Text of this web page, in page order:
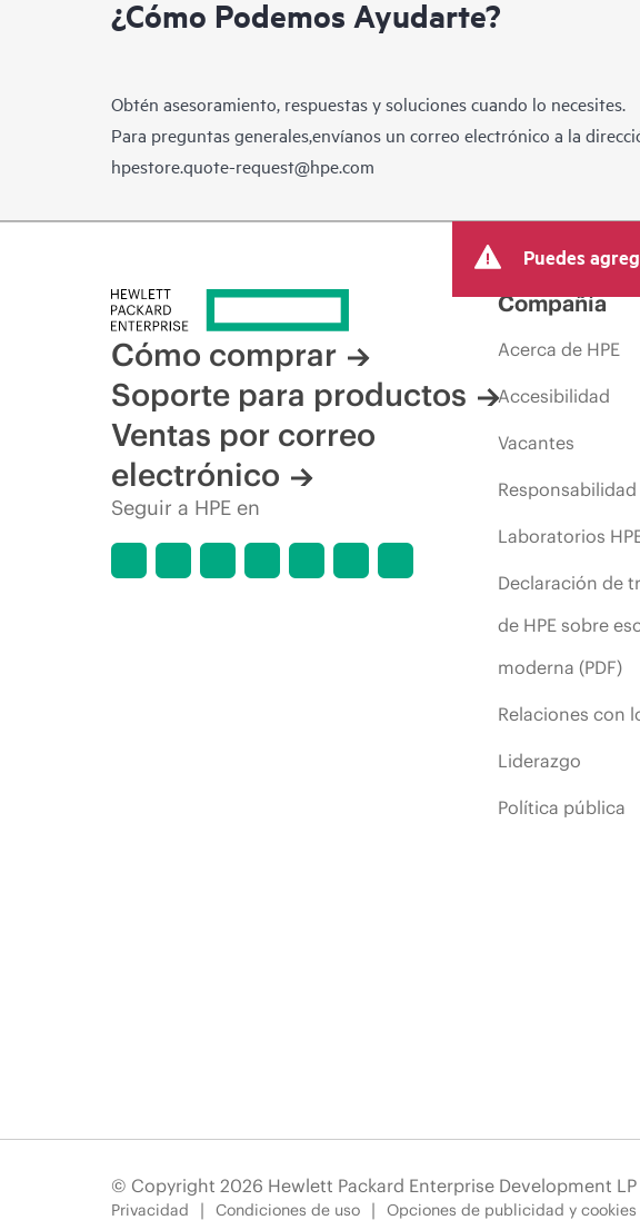
¿Cómo Podemos Ayudarte?
Obtén asesoramiento, respuestas y soluciones cuando lo necesites.
Para preguntas generales,envíanos un correo electrónico a la
hpestore.quote-request@hpe.com
Puedes
Cómo comprar
Soporte para productos
Ventas por correo
electrónico
Seguir a HPE en
Compañía
Acerca de HPE
Accesibilidad
Vacantes
Laboratorios
Declaración de
de HPE sobre
moderna (PDF)
Relaciones con
Liderazgo
Política pública
© Copyright 2026 Hewlett Packard Enterprise Development LP
Privacidad Condiciones de uso Opciones de publicidad y cookies